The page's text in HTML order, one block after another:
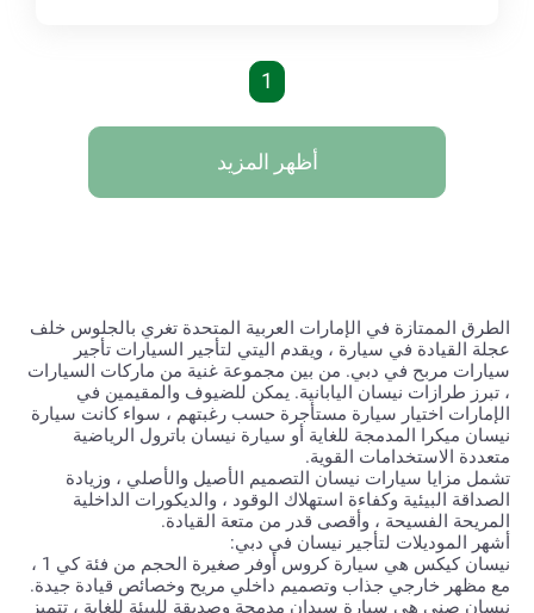
1
أظهر المزيد
الطرق الممتازة في الإمارات العربية المتحدة تغري بالجلوس خلف
عجلة القيادة في سيارة ، ويقدم اليتي لتأجير السيارات تأجير
سيارات مربح في دبي. من بين مجموعة غنية من ماركات السيارات
، تبرز طرازات نيسان اليابانية. يمكن للضيوف والمقيمين في
الإمارات اختيار سيارة مستأجرة حسب رغبتهم ، سواء كانت سيارة
نيسان ميكرا المدمجة للغاية أو سيارة نيسان باترول الرياضية
متعددة الاستخدامات القوية.
تشمل مزايا سيارات نيسان التصميم الأصيل والأصلي ، وزيادة
الصداقة البيئية وكفاءة استهلاك الوقود ، والديكورات الداخلية
المريحة الفسيحة ، وأقصى قدر من متعة القيادة.
أشهر الموديلات لتأجير نيسان في دبي:
نيسان كيكس هي سيارة كروس أوفر صغيرة الحجم من فئة كي 1 ،
مع مظهر خارجي جذاب وتصميم داخلي مريح وخصائص قيادة جيدة.
نيسان صني هي سيارة سيدان مدمجة وصديقة للبيئة للغاية ، تتميز